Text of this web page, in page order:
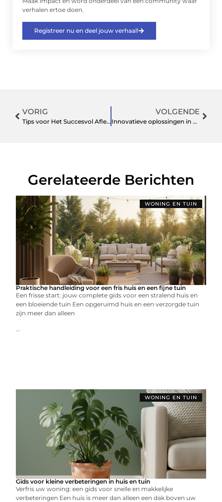
verhalen ertoe doen.
Registreer nu en deel jouw verhaal!
VORIG
Tips voor Het Succesvol Afleggen van het Rijexamen
VOLGENDE
Innovatieve oplossingen in de machinebouw
Gerelateerde Berichten
WONING EN TUIN
Praktische handleiding voor een fris huis en een fijne tuin
Een frisse start: jouw complete gids voor een stralend huis en
een bloeiende tuin Een opgeruimd huis en een verzorgde tuin
zijn meer dan alleen
...
WONING EN TUIN
Gids voor kleine verbeteringen in huis en tuin
Verfris uw woning: een gids voor snelle en makkelijke
verbeteringen Een huis is meer dan alleen een dak boven uw